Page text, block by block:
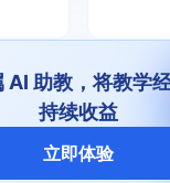
AI 助教，将教学
持续收益
立即体验